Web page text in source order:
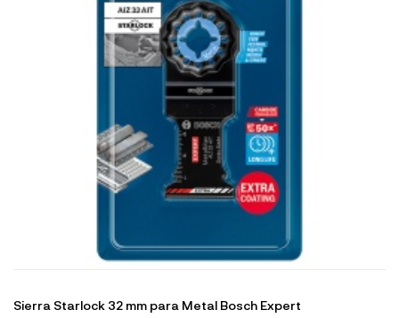
Sierra Starlock 32 mm para Metal Bosch Expert